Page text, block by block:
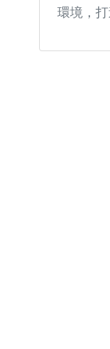
環境，